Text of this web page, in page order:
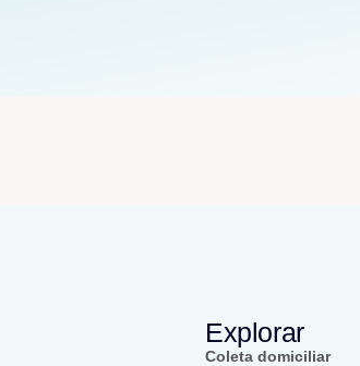
Explorar
Coleta domiciliar